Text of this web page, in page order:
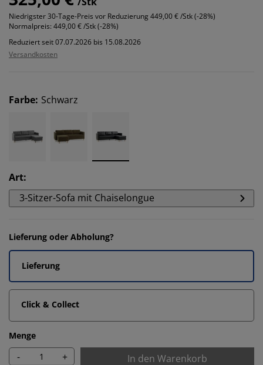
Niedrigster 30-Tage-Preis vor Reduzierung449,00 € /Stk (-28%)
Normalpreis: 449,00 € /Stk (-28%)
Reduziert seit 07.07.2026 bis 15.08.2026
Versandkosten
Farbe: Schwarz
Art:
3-Sitzer-Sofa mit Chaiselongue
Lieferung oder Abholung?
Lieferung
Click & Collect
Menge
- + In den Warenkorb